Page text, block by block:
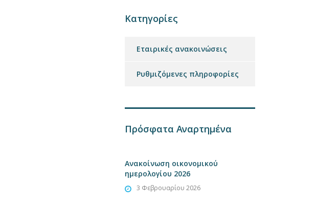
Κατηγορίες
Εταιρικές ανακοινώσεις
Ρυθμιζόμενες πληροφορίες
Πρόσφατα Αναρτημένα
Ανακοίνωση οικονομικού
ημερολογίου 2026
3 Φεβρουαρίου 2026